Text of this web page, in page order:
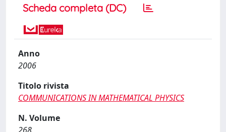
Scheda completa (DC)
Anno
2006
Titolo rivista
COMMUNICATIONS IN MATHEMATICAL PHYSICS
N. Volume